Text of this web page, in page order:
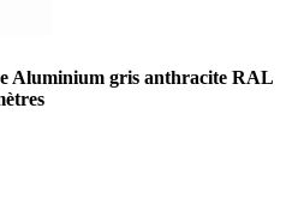
Aluminium gris anthracite RAL